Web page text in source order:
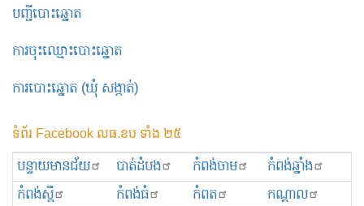
បញ្ជីបោះឆ្នោត
ការចុះឈ្មោះបោះឆ្នោត
ការបោះឆ្នោត (ឃុំ សង្កាត់)
ទំព័រ Facebook លធ.ខប ទាំង ២៥
បន្ទាយមានជ័យ បាត់ដំបង កំពង់ចាម
កំពង់ឆ្នាំង
កំពង់ស្ពឺ
កំពង់ធំ កំពត
កណ្ដាល